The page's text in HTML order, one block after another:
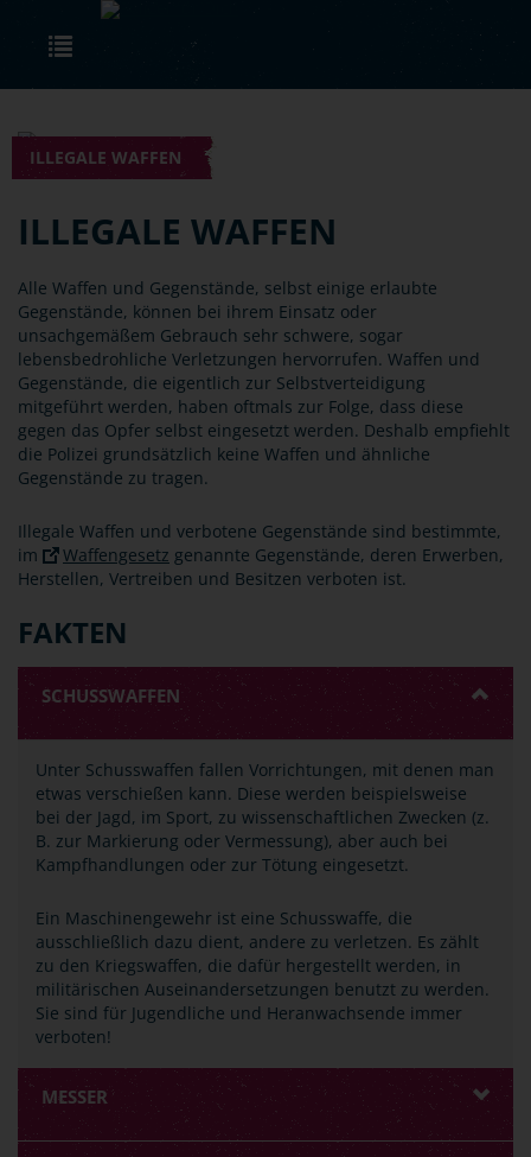
Skip to main content
ILLEGALE WAFFEN
ILLEGALE WAFFEN
Alle Waffen und Gegenstände, selbst einige erlaubte
Gegenstände, können bei ihrem Einsatz oder
unsachgemäßem Gebrauch sehr schwere, sogar
lebensbedrohliche Verletzungen hervorrufen. Waffen und
Gegenstände, die eigentlich zur Selbstverteidigung
mitgeführt werden, haben oftmals zur Folge, dass diese
gegen das Opfer selbst eingesetzt werden. Deshalb empfiehlt
die Polizei grundsätzlich keine Waffen und ähnliche
Gegenstände zu tragen.
Illegale Waffen und verbotene Gegenstände sind bestimmte,
im
Waffengesetz genannte Gegenstände, deren Erwerben,
Herstellen, Vertreiben und Besitzen verboten ist.
FAKTEN
SCHUSSWAFFEN
Unter Schusswaffen fallen Vorrichtungen, mit denen man
etwas verschießen kann. Diese werden beispielsweise
bei der Jagd, im Sport, zu wissenschaftlichen Zwecken (z.
B. zur Markierung oder Vermessung), aber auch bei
Kampfhandlungen oder zur Tötung eingesetzt.
Ein Maschinengewehr ist eine Schusswaffe, die
ausschließlich dazu dient, andere zu verletzen. Es zählt
zu den Kriegswaffen, die dafür hergestellt werden, in
militärischen Auseinandersetzungen benutzt zu werden.
Sie sind für Jugendliche und Heranwachsende immer
verboten!
MESSER